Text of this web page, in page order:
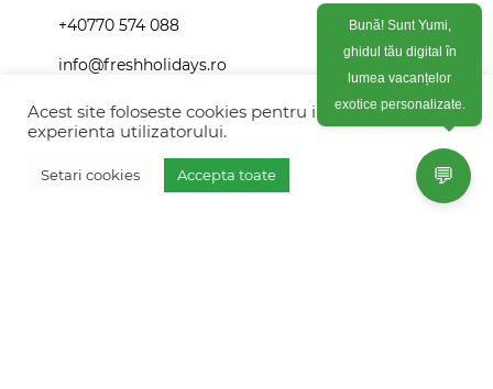
Vreau oferta personalizata
+40770 574 088
info@freshholidays.ro
Povestile noastre
Contact Fresh Holidays
Acest site foloseste cookies pentru imbunatati
experienta utilizatorului.
Setari cookies Accepta toate 💬
Bună! Sunt Yumi,
ghidul tău digital în
lumea vacanțelor
exotice personalizate.